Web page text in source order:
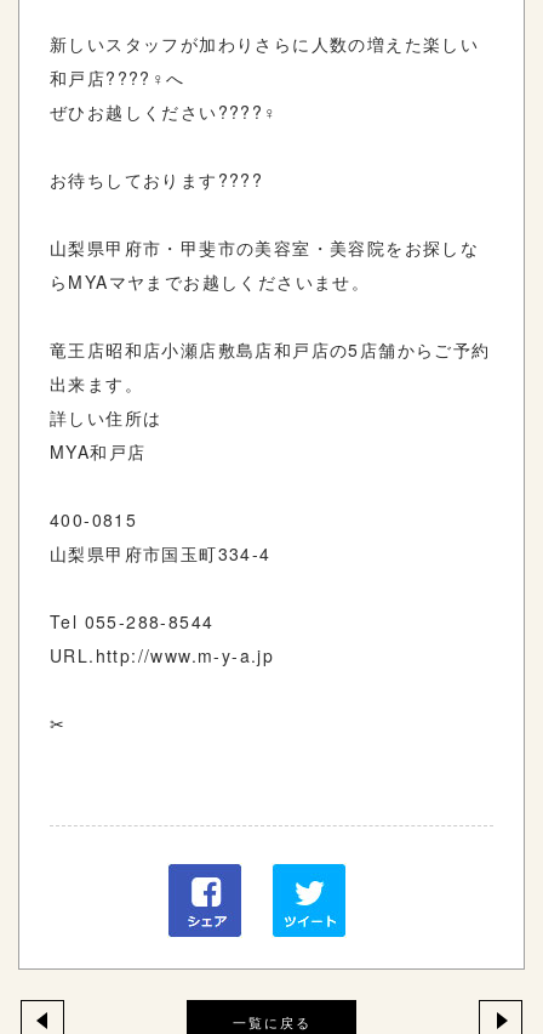
新しいスタッフが加わりさらに人数の増えた楽しい
和戸店????‍♀️へ
ぜひお越しください????‍♀️
お待ちしております????
山梨県甲府市・甲斐市の美容室・美容院をお探しな
ら MYAマヤまでお越しくださいませ。
竜王店昭和店小瀬店敷島店和戸店の5店舗からご予約
出来ます。
詳しい住所は
MYA和戸店
400-0815
山梨県甲府市国玉町334-4
Tel 055-288-8544
URL.http://www.m-y-a.jp
✂︎
一覧に戻る